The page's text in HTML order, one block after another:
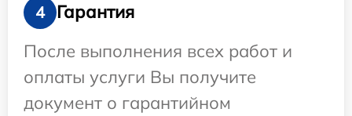
4
Гарантия
После выполнения всех работ и
оплаты услуги Вы получите
документ о гарантийном